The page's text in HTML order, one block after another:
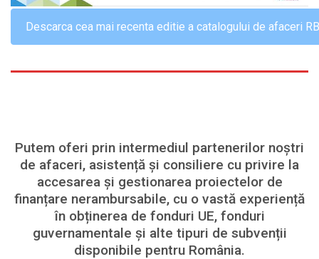
Descarca cea mai recenta editie a catalogului de afaceri
Putem oferi prin intermediul partenerilor noștri
de afaceri, asistență și consiliere cu privire la
accesarea și gestionarea proiectelor de
finanțare nerambursabile, cu o vastă experiență
în obținerea de fonduri UE, fonduri
guvernamentale și alte tipuri de subvenții
disponibile pentru România.